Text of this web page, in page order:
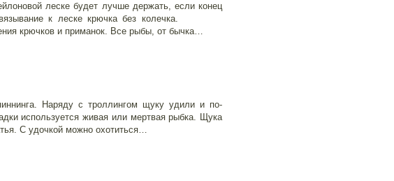
леске будет лучше держать, если конец
к леске крючка без колечка.
крючков и приманок. Все рыбы, от бычка…
Наряду с троллингом щуку удили и по-
используется живая или мертвая рыбка. Щука
С удочкой можно охотиться…